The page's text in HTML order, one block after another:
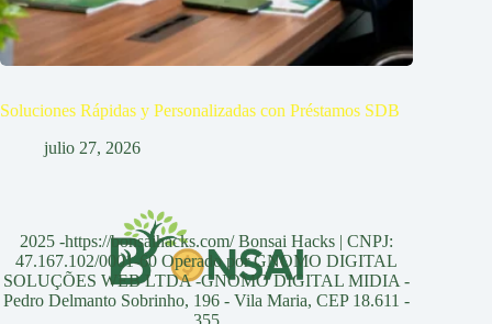
Soluciones Rápidas y Personalizadas con Préstamos SDB
julio 27, 2026
2025 -https://bonsaihacks.com/ Bonsai Hacks | CNPJ:
47.167.102/0001-60 Operado por GNOMO DIGITAL
SOLUÇÕES WEB LTDA -GNOMO DIGITAL MIDIA -
Pedro Delmanto Sobrinho, 196 - Vila Maria, CEP 18.611 -